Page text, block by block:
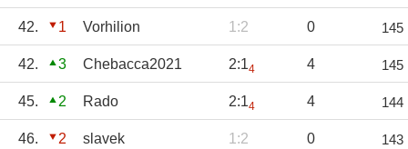
42. 1 Vorhilion 1:2 0 145
42. 3 Chebacca2021 2:14 4 145
45. 2 Rado 2:14 4 144
46. 2 slavek 1:2 0 143